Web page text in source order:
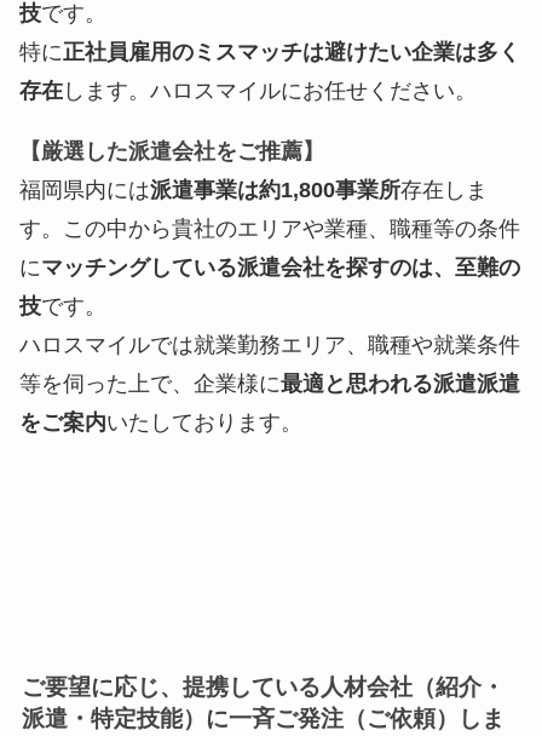
技です。
特に正社員雇用のミスマッチは避けたい企業は多く
存在 します。ハロスマイルにお任せください。
【厳選した派遣会社をご推薦】
福岡県内には派遣事業は約1,800事業所存在しま
す。この中から貴社のエリアや業種、職種等の条件
にマッチングしている派遣会社を探すのは、至難の
技です。
ハロスマイルでは就業勤務エリア、職種や就業条件
等を伺った上で、企業様に最適と思われる派遣派遣
をご案内いたしております。
ご要望に応じ、提携している人材会社（紹介・
派遣・特定技能）に一斉ご発注（ご依頼）しま